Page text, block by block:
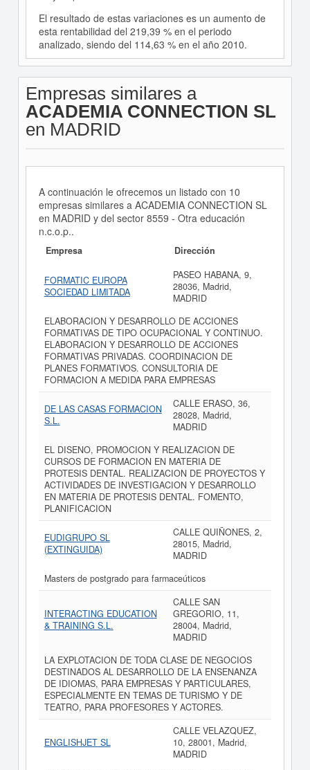
El resultado de estas variaciones es un aumento de
esta rentabilidad del 219,39 % en el periodo
analizado, siendo del 114,63 % en el año 2010.
Empresas similares a
ACADEMIA CONNECTION SL
en MADRID
A continuación le ofrecemos un listado con 10
empresas similares a ACADEMIA CONNECTION SL
en MADRID y del sector 8559 - Otra educación
n.c.o.p..
Empresa Dirección
FORMATIC EUROPA
SOCIEDAD LIMITADA
PASEO HABANA, 9,
28036, Madrid,
MADRID
ELABORACION Y DESARROLLO DE ACCIONES
FORMATIVAS DE TIPO OCUPACIONAL Y CONTINUO.
ELABORACION Y DESARROLLO DE ACCIONES
FORMATIVAS PRIVADAS. COORDINACION DE
PLANES FORMATIVOS. CONSULTORIA DE
FORMACION A MEDIDA PARA EMPRESAS
DE LAS CASAS FORMACION
S.L.
CALLE ERASO, 36,
28028, Madrid,
MADRID
EL DISENO, PROMOCION Y REALIZACION DE
CURSOS DE FORMACION EN MATERIA DE
PROTESIS DENTAL. REALIZACION DE PROYECTOS Y
ACTIVIDADES DE INVESTIGACION Y DESARROLLO
EN MATERIA DE PROTESIS DENTAL. FOMENTO,
PLANIFICACION
EUDIGRUPO SL
(EXTINGUIDA)
CALLE QUIÑONES, 2,
28015, Madrid,
MADRID
Masters de postgrado para farmaceúticos
INTERACTING EDUCATION
& TRAINING S.L.
CALLE SAN
GREGORIO, 11,
28004, Madrid,
MADRID
LA EXPLOTACION DE TODA CLASE DE NEGOCIOS
DESTINADOS AL DESARROLLO DE LA ENSENANZA
DE IDIOMAS, PARA EMPRESAS Y PARTICULARES,
ESPECIALMENTE EN TEMAS DE TURISMO Y DE
TEATRO, PARA PROFESORES Y ACTORES.
ENGLISHJET SL
CALLE VELAZQUEZ,
10, 28001, Madrid,
MADRID